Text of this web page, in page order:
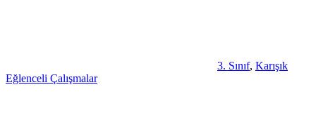
3. Sınıf, Karışık
Eğlenceli Çalışmalar